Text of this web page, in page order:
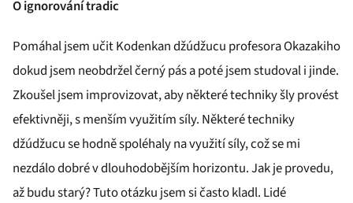
O ignorování tradic
Pomáhal jsem učit Kodenkan džúdžucu profesora Okazakiho
dokud jsem neobdržel černý pás a poté jsem studoval i jinde.
Zkoušel jsem improvizovat, aby některé techniky šly provést
efektivněji, s menším využitím síly. Některé techniky
džúdžucu se hodně spoléhaly na využití síly, což se mi
nezdálo dobré v dlouhodobějším horizontu. Jak je provedu,
až budu starý? Tuto otázku jsem si často kladl. Lidé